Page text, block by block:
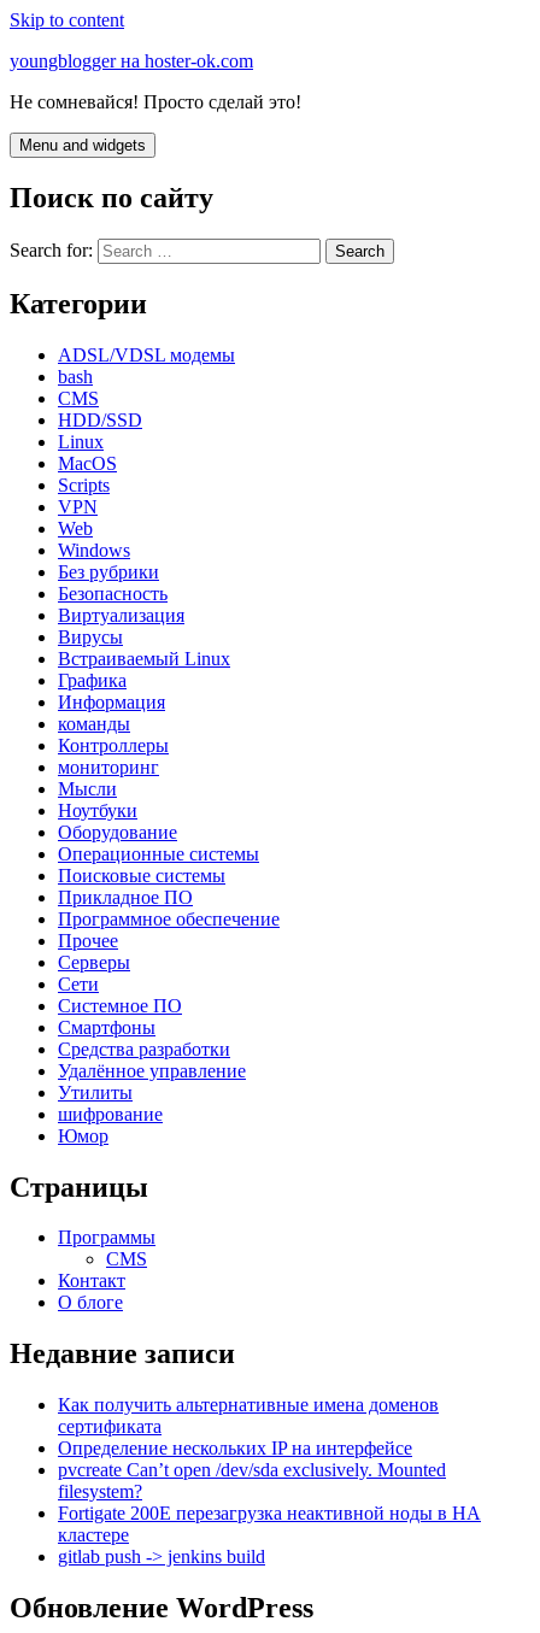
Skip to content
youngblogger на hoster-ok.com
Не сомневайся! Просто сделай это!
Menu and widgets
Поиск по сайту
Search for:
Категории
ADSL/VDSL модемы
bash
CMS
HDD/SSD
Linux
MacOS
Scripts
VPN
Web
Windows
Без рубрики
Безопасность
Виртуализация
Вирусы
Встраиваемый Linux
Графика
Информация
команды
Контроллеры
мониторинг
Мысли
Ноутбуки
Оборудование
Операционные системы
Поисковые системы
Прикладное ПО
Программное обеспечение
Прочее
Серверы
Сети
Системное ПО
Смартфоны
Средства разработки
Удалённое управление
Утилиты
шифрование
Юмор
Страницы
Программы
CMS
Контакт
О блоге
Недавние записи
Как получить альтернативные имена доменов
сертификата
Определение нескольких IP на интерфейсе
pvcreate Can’t open /dev/sda exclusively. Mounted
filesystem?
Fortigate 200E перезагрузка неактивной ноды в HA
кластере
gitlab push -> jenkins build
Обновление WordPress